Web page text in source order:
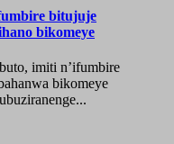
bitujuje
bikomeye
imiti n’ifumbire
bikomeye